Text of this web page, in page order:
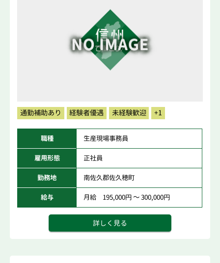
通勤補助あり 経験者優遇 未経験歓迎 +1
職種 生産現場事務員
雇用形態 正社員
勤務地 南佐久郡佐久穂町
給与 月給 195,000円 ～ 300,000円
詳しく見る